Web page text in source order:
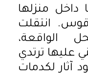
داخل منزلها
انتقلت
الواقعة،
عليها ترتدي
آثار لكدمات